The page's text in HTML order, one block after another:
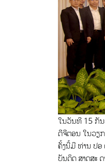
ໃນວັນທີ 15 ກັນ
ດີຈີຕອນ ໃນວຽກ
ຄັ້ງນີ້ມີ ທ່ານ ປອ
ບັນດິດ ສາດສະ